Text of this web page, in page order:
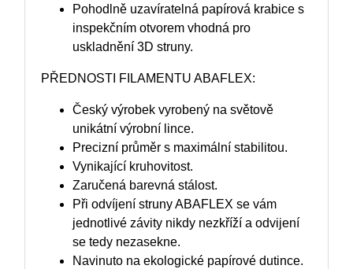
Pohodlně uzavíratelná papírová krabice s
inspekčním otvorem vhodná pro
uskladnění 3D struny.
PŘEDNOSTI FILAMENTU ABAFLEX:
Český výrobek vyrobený na světově
unikátní výrobní lince.
Precizní průměr s maximální stabilitou.
Vynikající kruhovitost.
Zaručená barevná stálost.
Při odvíjení struny ABAFLEX se vám
jednotlivé závity nikdy nezkříží a odvijení
se tedy nezasekne.
Navinuto na ekologické papírové dutince.